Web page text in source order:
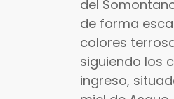
del
de forma
colores
siguiendo los
ingreso,